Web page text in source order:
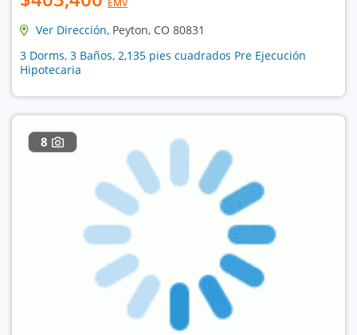
Ver Dirección, Peyton, CO 80831
3 Dorms, 3 Baños, 2,135 pies cuadrados Pre Ejecución
Hipotecaria
8